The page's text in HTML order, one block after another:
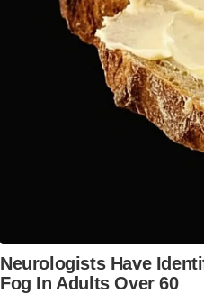
Neurologists Have
Fog In Adults Over 60